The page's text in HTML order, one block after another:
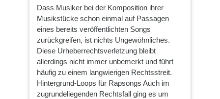
Dass Musiker bei der Komposition ihrer
Musikstücke schon einmal auf Passagen
eines bereits veröffentlichten Songs
zurückgreifen, ist nichts Ungewöhnliches.
Diese Urheberrechtsverletzung bleibt
allerdings nicht immer unbemerkt und führt
häufig zu einem langwierigen Rechtsstreit.
Hintergrund-Loops für Rapsongs Auch im
zugrundeliegenden Rechtsfall ging es um